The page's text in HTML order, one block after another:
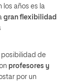
años es la
gran flexibilidad
posibilidad de
profesores y
por un